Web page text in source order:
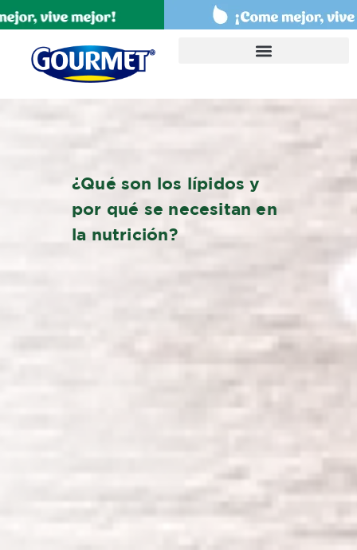
¿Qué son los lípidos y
por qué se necesitan en
la nutrición?